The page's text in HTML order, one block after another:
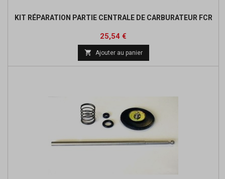
KIT RÉPARATION PARTIE CENTRALE DE CARBURATEUR FCR
Prix
25,54 €
base
 Ajouter au panier